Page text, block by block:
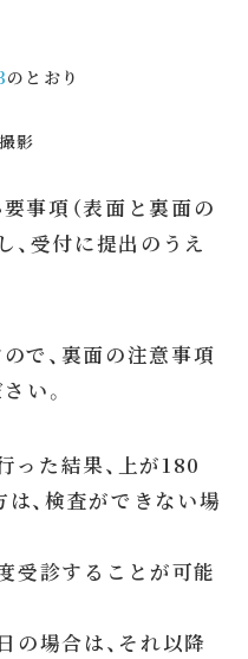
のとおり
影
事項（表面と裏面の
、受付に提出のうえ
で、裏面の注意事項
い。
った結果、上が180
、検査ができない場
受診することが可能
の場合は、それ以降